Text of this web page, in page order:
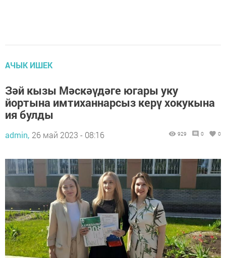
АЧЫК ИШЕК
Зәй кызы Мәскәүдәге югары уку
йортына имтиханнарсыз керү хокукына
ия булды
admin, 26 май 2023 - 08:16 929 0 0